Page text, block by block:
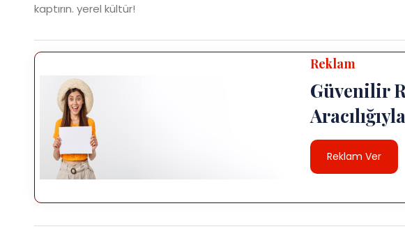
kaptırın. yerel kültür!
Reklam
Güvenilir
Reklam Ver